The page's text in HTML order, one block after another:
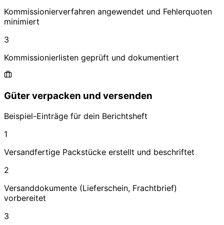
Kommissionierverfahren angewendet und Fehlerquoten
minimiert
3
Kommissionierlisten geprüft und dokumentiert
Güter verpacken und versenden
Beispiel-Einträge für dein Berichtsheft
1
Versandfertige Packstücke erstellt und beschriftet
2
Versanddokumente (Lieferschein, Frachtbrief)
vorbereitet
3